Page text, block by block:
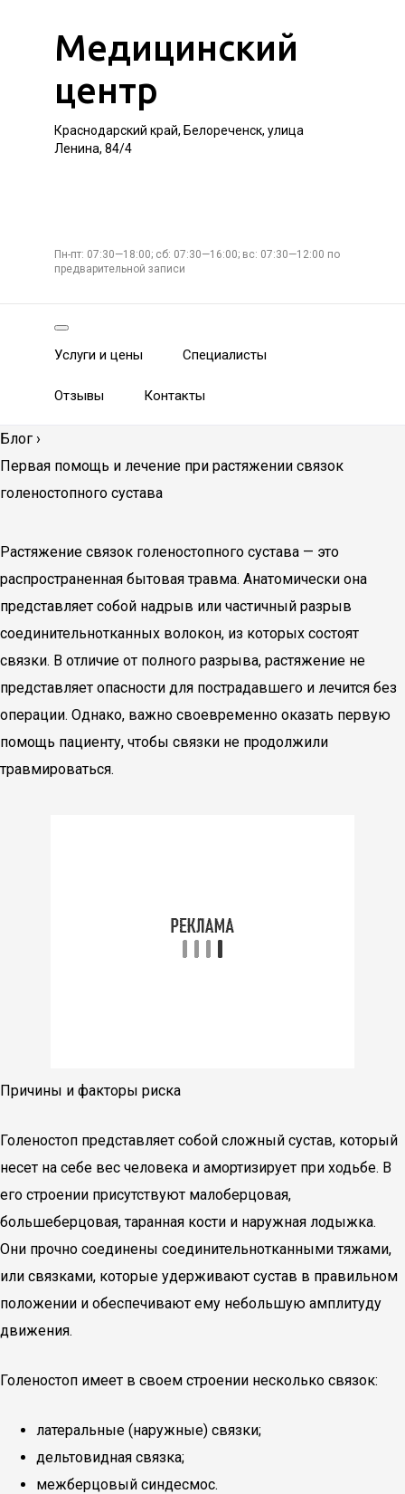
Медицинский
центр
Краснодарский край, Белореченск, улица
Ленина, 84/4
Пн-пт: 07:30—18:00; сб: 07:30—16:00; вс: 07:30—12:00 по
предварительной записи
Услуги и цены Специалисты
Отзывы Контакты
Блог ›
Первая помощь и лечение при растяжении связок
голеностопного сустава
Растяжение связок голеностопного сустава — это
распространенная бытовая травма. Анатомически она
представляет собой надрыв или частичный разрыв
соединительнотканных волокон, из которых состоят
связки. В отличие от полного разрыва, растяжение не
представляет опасности для пострадавшего и лечится без
операции. Однако, важно своевременно оказать первую
помощь пациенту, чтобы связки не продолжили
травмироваться.
Причины и факторы риска
Голеностоп представляет собой сложный сустав, который
несет на себе вес человека и амортизирует при ходьбе. В
его строении присутствуют малоберцовая,
большеберцовая, таранная кости и наружная лодыжка.
Они прочно соединены соединительнотканными тяжами,
или связками, которые удерживают сустав в правильном
положении и обеспечивают ему небольшую амплитуду
движения.
Голеностоп имеет в своем строении несколько связок:
латеральные (наружные) связки;
дельтовидная связка;
межберцовый синдесмос.